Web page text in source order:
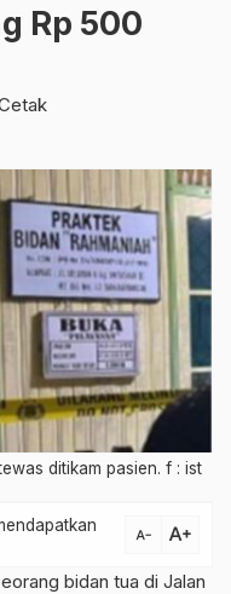
Rp 500
ditikam pasien. f : ist
text_decrease text_increase
bidan tua di Jalan